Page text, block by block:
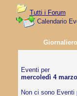
Tutti i Forum
Calendario
Giornaliero
Eventi per
mercoledì 4
Non ci sono Eventi